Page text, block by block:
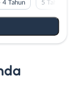
4 Tahun 5 Tahun